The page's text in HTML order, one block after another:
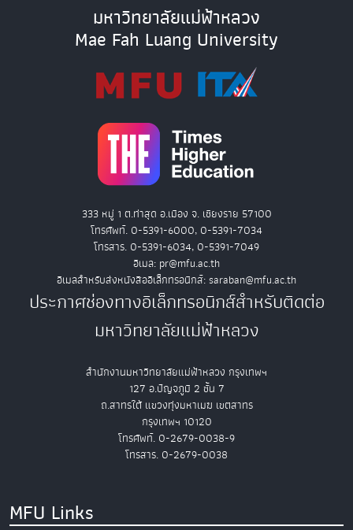
มหาวิทยาลัยแม่ฟ้าหลวง
Mae Fah Luang University
333 หมู่ 1 ต.ท่าสุด อ.เมือง จ. เชียงราย 57100
โทรศัพท์. 0-5391-6000, 0-5391-7034
โทรสาร. 0-5391-6034, 0-5391-7049
อีเมล: pr@mfu.ac.th
อีเมลสำหรับส่งหนังสืออิเล็กทรอนิกส์: saraban@mfu.ac.th
ประกาศช่องทางอิเล็กทรอนิกส์สำหรับติดต่อ
มหาวิทยาลัยแม่ฟ้าหลวง
สำนักงานมหาวิทยาลัยแม่ฟ้าหลวง กรุงเทพฯ
127 อ.ปัญจภูมิ 2 ชั้น 7
ถ.สาทรใต้ แขวงทุ่งมหาเมฆ เขตสาทร
กรุงเทพฯ 10120
โทรศัพท์. 0-2679-0038-9
โทรสาร. 0-2679-0038
MFU Links